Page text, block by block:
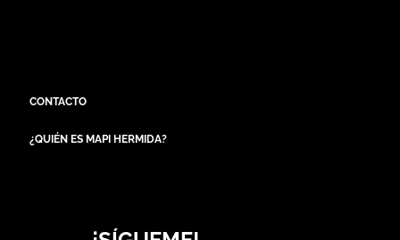
CONTACTO
¿QUIÉN ES MAPI HERMIDA?